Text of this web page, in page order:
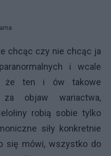
chcąc czy nie chcąc ja
i wcale
że ten i ów takowe
za objaw wariactwa,
robią sobie tylko
siły konkretnie
się mówi, wszystko do